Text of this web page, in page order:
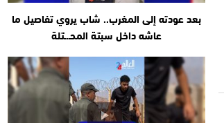
بعد عودته إلى المغرب.. شاب يروي تفاصيل ما
عاشه داخل سبتة المحـ.ـتلة